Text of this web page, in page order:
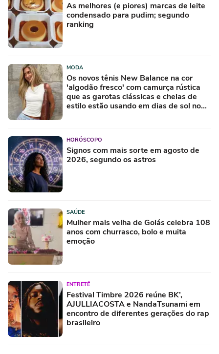
As melhores (e piores) marcas de leite
condensado para pudim; segundo
ranking
MODA
Os novos tênis New Balance na cor
'algodão fresco' com camurça rústica
que as garotas clássicas e cheias de
estilo estão usando em dias de sol no
HORÓSCOPO
Signos com mais sorte em agosto de
2026, segundo os astros
SAÚDE
Mulher mais velha de Goiás celebra 108
anos com churrasco, bolo e muita
emoção
ENTRETÊ
Festival Timbre 2026 reúne BK’,
AJULLIACOSTA e NandaTsunami em
encontro de diferentes gerações do rap
brasileiro